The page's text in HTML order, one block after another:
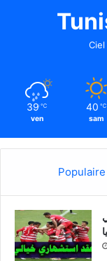
Ciel
39 ℃
ven
40 ℃
sam
Populaire